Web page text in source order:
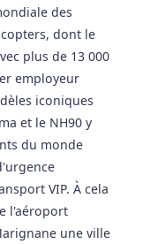
des
dont le
plus de 13 000
employeur
iconiques
et le NH90 y
du monde
VIP. À cela
l'aéroport
une ville